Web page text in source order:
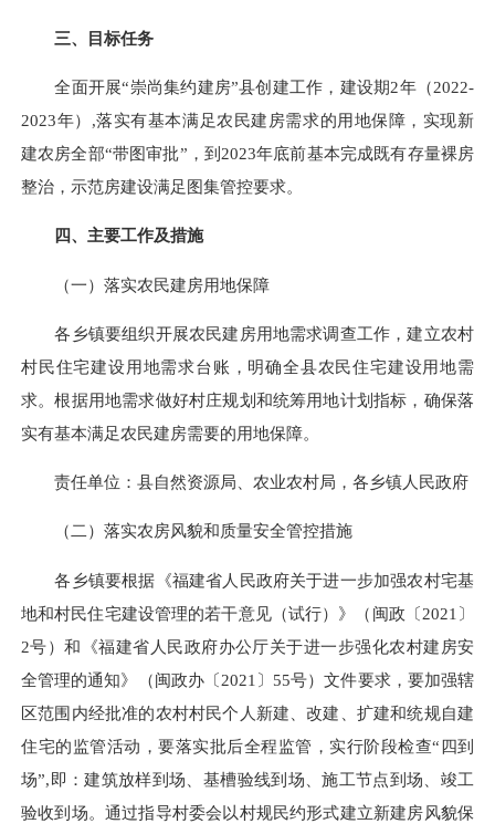
三、目标任务
全面开展“崇尚集约建房”县创建工作，建设期2年（2022-
2023年） ,落实有基本满足农民建房需求的用地保障，实现新
建农房全部“带图审批”，到2023年底前基本完成既有存量裸房
整治，示范房建设满足图集管控要求。
四、主要工作及措施
（一）落实农民建房用地保障
各乡镇要组织开展农民建房用地需求调查工作，建立农村
村民住宅建设用地需求台账，明确全县农民住宅建设用地需
求。根据用地需求做好村庄规划和统筹用地计划指标，确保落
实有基本满足农民建房需要的用地保障。
责任单位：县自然资源局、农业农村局，各乡镇人民政府
（二）落实农房风貌和质量安全管控措施
各乡镇要根据《福建省人民政府关于进一步加强农村宅基
地和村民住宅建设管理的若干意见（试行）》（闽政〔2021〕
2号）和《福建省人民政府办公厅关于进一步强化农村建房安
全管理的通知》（闽政办〔2021〕55号）文件要求，要加强辖
区范围内经批准的农村村民个人新建、改建、扩建和统规自建
住宅的监管活动，要落实批后全程监管，实行阶段检查“四到
场”,即：建筑放样到场、基槽验线到场、施工节点到场、竣工
验收到场。通过指导村委会以村规民约形式建立新建房风貌保